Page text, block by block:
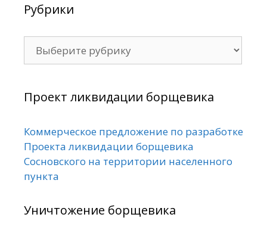
Рубрики
Рубрики
Проект ликвидации борщевика
Коммерческое предложение по разработке
Проекта ликвидации борщевика
Сосновского на территории населенного
пункта
Уничтожение борщевика